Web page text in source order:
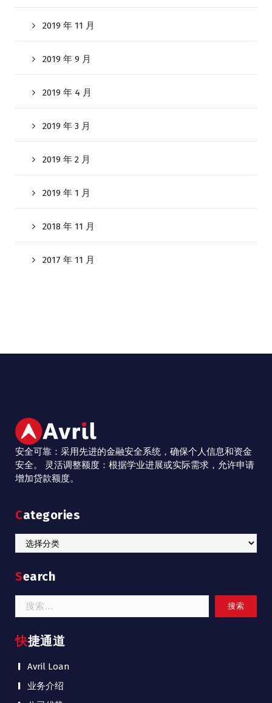
2019 年 11 月
2019 年 9 月
2019 年 4 月
2019 年 3 月
2019 年 2 月
2019 年 1 月
2018 年 11 月
2017 年 11 月
安全可靠：采用先进的金融安全系统，确保个人信息和资金
安全。 灵活调整额度：根据学业进展或实际需求，允许申请
增加贷款额度。
Categories
Categories
Search
索：
快捷通道
Avril Loan
业务介绍